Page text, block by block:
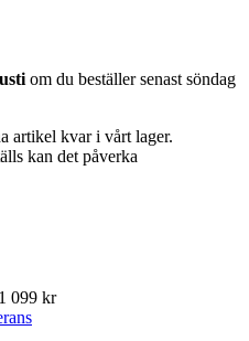
om du beställer senast söndag
artikel kvar i vårt lager.
kan det påverka
099 kr